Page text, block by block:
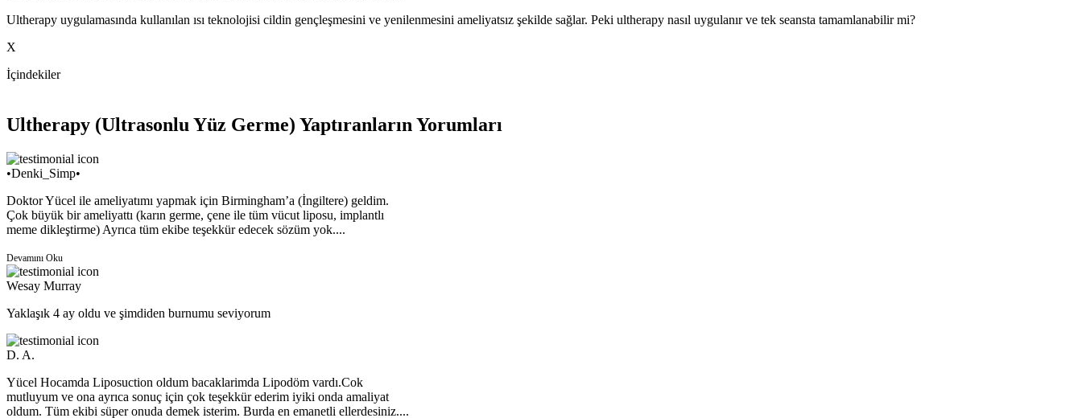
Ultherapy uygulamasında kullanılan ısı teknolojisi cildin gençleşmesini ve yenilenmesini ameliyatsız şekilde sağlar. Peki ultherapy nasıl uygulanır ve tek seansta tamamlanabilir mi?
X
İçindekiler
Ultherapy (Ultrasonlu Yüz Germe) Yaptıranların Yorumları
•Denki_Simp•
Doktor Yücel ile ameliyatımı yapmak için Birmingham’a (İngiltere) geldim.
Çok büyük bir ameliyattı (karın germe, çene ile tüm vücut liposu, implantlı
meme dikleştirme) Ayrıca tüm ekibe teşekkür edecek sözüm yok....
Devamını Oku
Wesay Murray
Yaklaşık 4 ay oldu ve şimdiden burnumu seviyorum
D. A.
Yücel Hocamda Liposuction oldum bacaklarimda Lipodöm vardı.Cok
mutluyum ve ona ayrıca sonuç için çok teşekkür ederim iyiki onda amaliyat
oldum. Tüm ekibi süper onuda demek isterim. Burda en emanetli ellerdesiniz....